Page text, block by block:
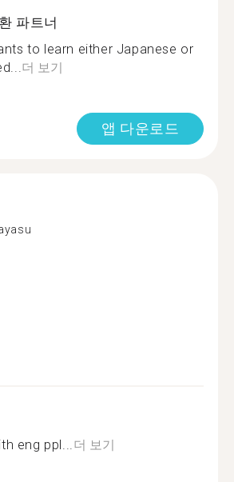
파트너
to learn either Japanese or
더 보기
앱 다운로드
eng ppl...더 보기